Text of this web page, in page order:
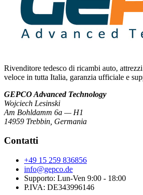
Rivenditore tedesco di ricambi auto,
veloce in tutta Italia, garanzia ufficiale e
GEPCO Advanced Technology
Wojciech Lesinski
Am Bohldamm 6a — H1
14959 Trebbin Germania
Contatti
+49 15 259 836856
info@gepco.de
Supporto: Lun-Ven 9:00 - 18:00
P.IVA: DE343996146